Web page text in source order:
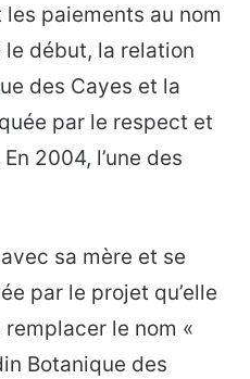
paiements au nom
début, la relation
des Cayes et la
par le respect et
2004, l’une des
sa mère et se
par le projet qu’elle
le nom «
Botanique des